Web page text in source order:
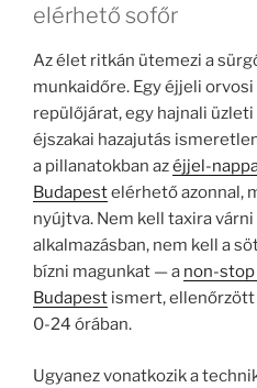
elérhető sofőr
Az élet ritkán ütemezi a
munkaidőre. Egy éjjeli
repülőjárat, egy hajnali
éjszakai hazajutás
a pillanatokban azéjjel-
Budapestelérhető azonnal,
nyújtva. Nem kell taxira
alkalmazásban, nem kell a
bízni magunkat — a non-
Budapest ismert,
0-24 órában.
Ugyanez vonatkozik a